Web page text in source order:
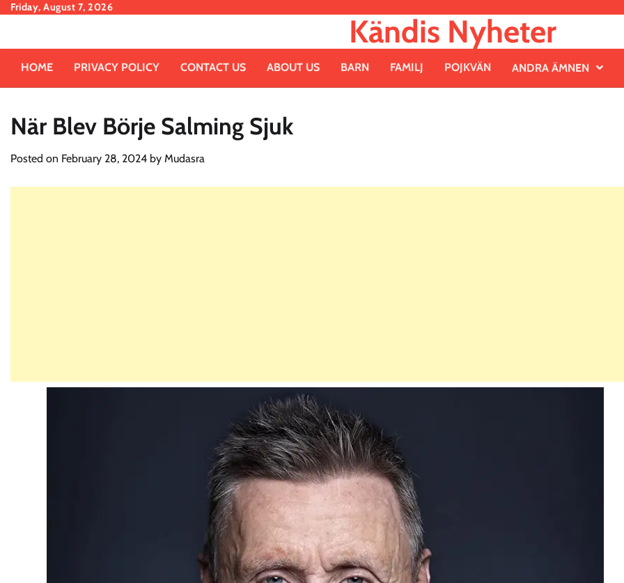
SkipFriday, August 7, 2026
Kändis Nyheter
HOME PRIVACY POLICY CONTACT US ABOUT US BARN FAMILJ POJKVÄN ANDRA ÄMNEN
När Blev Börje Salming Sjuk
Posted on February 28, 2024 by Mudasra